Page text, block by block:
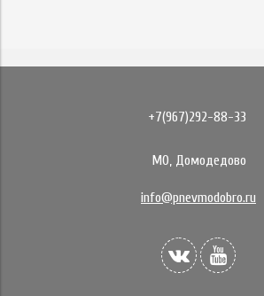
+7(967)292-88-33
МО, Домодедово
info@pnevmodobro.ru